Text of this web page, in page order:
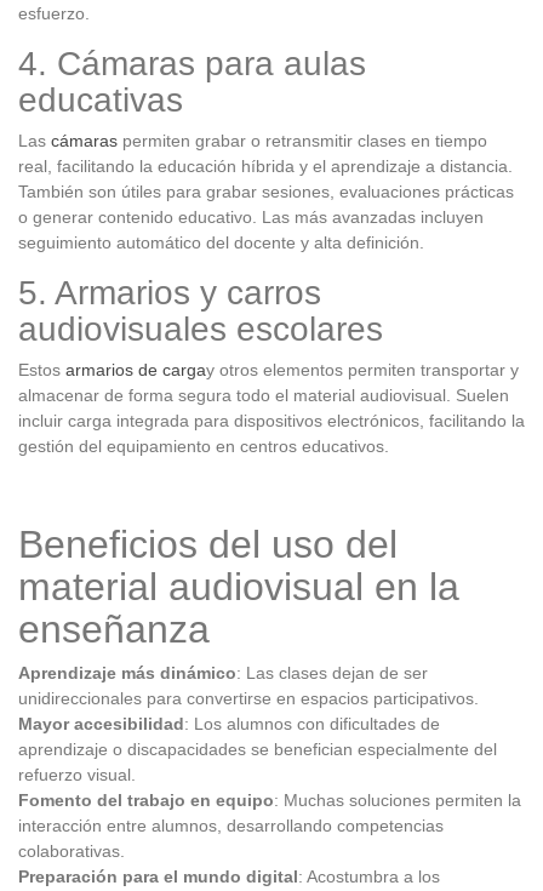
esfuerzo.
4. Cámaras para aulas
educativas
Las cámaras permiten grabar o retransmitir clases en tiempo
real, facilitando la educación híbrida y el aprendizaje a distancia.
También son útiles para grabar sesiones, evaluaciones prácticas
o generar contenido educativo. Las más avanzadas incluyen
seguimiento automático del docente y alta definición.
5. Armarios y carros
audiovisuales escolares
Estos armarios de cargay otros elementos permiten transportar y
almacenar de forma segura todo el material audiovisual. Suelen
incluir carga integrada para dispositivos electrónicos, facilitando la
gestión del equipamiento en centros educativos.
Beneficios del uso del
material audiovisual en la
enseñanza
Aprendizaje más dinámico: Las clases dejan de ser
unidireccionales para convertirse en espacios participativos.
Mayor accesibilidad: Los alumnos con dificultades de
aprendizaje o discapacidades se benefician especialmente del
refuerzo visual.
Fomento del trabajo en equipo: Muchas soluciones permiten la
interacción entre alumnos, desarrollando competencias
colaborativas.
Preparación para el mundo digital: Acostumbra a los